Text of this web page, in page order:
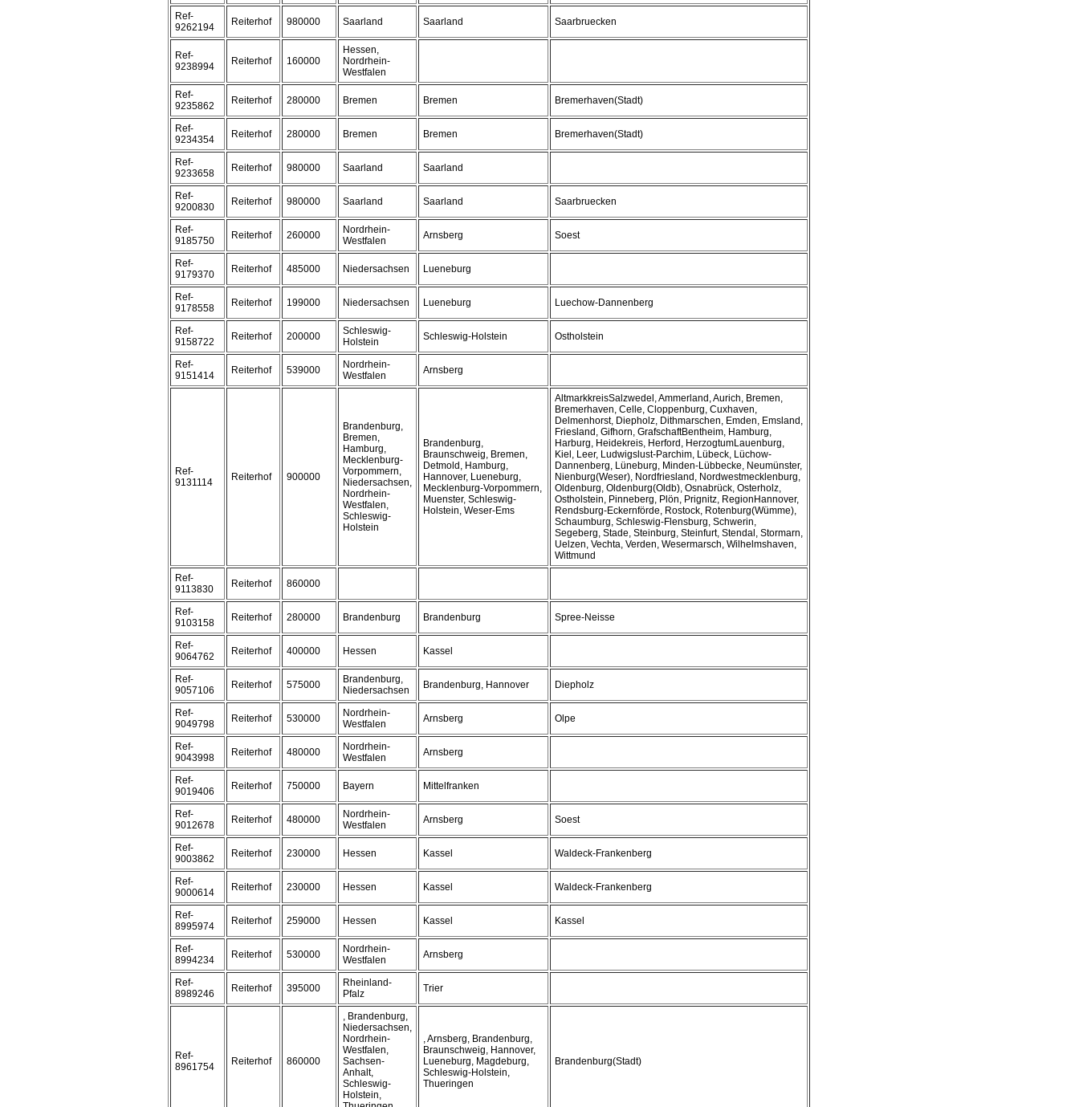
Ref-
9262194
Reiterhof 980000 Saarland Saarland Saarbruecken
Ref-
9238994
Reiterhof 160000
Hessen,
Nordrhein-
Westfalen
Ref-
9235862
Reiterhof 280000 Bremen Bremen Bremerhaven(Stadt)
Ref-
9234354
Reiterhof 280000 Bremen Bremen Bremerhaven(Stadt)
Ref-
9233658
Reiterhof 980000 Saarland Saarland
Ref-
9200830
Reiterhof 980000 Saarland Saarland Saarbruecken
Ref-
9185750
Reiterhof 260000
Nordrhein-
Westfalen
Arnsberg Soest
Ref-
9179370
Reiterhof 485000 Niedersachsen Lueneburg
Ref-
9178558
Reiterhof 199000 Niedersachsen Lueneburg Luechow-Dannenberg
Ref-
9158722
Reiterhof 200000
Schleswig-
Holstein
Schleswig-Holstein Ostholstein
Ref-
9151414
Reiterhof 539000
Nordrhein-
Westfalen
Arnsberg
Ref-
9131114
Reiterhof 900000
Brandenburg,
Bremen,
Hamburg,
Mecklenburg-
Vorpommern,
Niedersachsen,
Nordrhein-
Westfalen,
Schleswig-
Holstein
Brandenburg,
Braunschweig, Bremen,
Detmold, Hamburg,
Hannover, Lueneburg,
Mecklenburg-Vorpommern,
Muenster, Schleswig-
Holstein, Weser-Ems
AltmarkkreisSalzwedel, Ammerland, Aurich, Bremen,
Bremerhaven, Celle, Cloppenburg, Cuxhaven,
Delmenhorst, Diepholz, Dithmarschen, Emden, Emsland,
Friesland, Gifhorn, GrafschaftBentheim, Hamburg,
Harburg, Heidekreis, Herford, HerzogtumLauenburg,
Kiel, Leer, Ludwigslust-Parchim, Lübeck, Lüchow-
Dannenberg, Lüneburg, Minden-Lübbecke, Neumünster,
Nienburg(Weser), Nordfriesland, Nordwestmecklenburg,
Oldenburg, Oldenburg(Oldb), Osnabrück, Osterholz,
Ostholstein, Pinneberg, Plön, Prignitz, RegionHannover,
Rendsburg-Eckernförde, Rostock, Rotenburg(Wümme),
Schaumburg, Schleswig-Flensburg, Schwerin,
Segeberg, Stade, Steinburg, Steinfurt, Stendal, Stormarn,
Uelzen, Vechta, Verden, Wesermarsch, Wilhelmshaven,
Wittmund
Ref-
9113830
Reiterhof 860000
Ref-
9103158
Reiterhof 280000 Brandenburg Brandenburg Spree-Neisse
Ref-
9064762
Reiterhof 400000 Hessen Kassel
Ref-
9057106
Reiterhof 575000
Brandenburg,
Niedersachsen
Brandenburg, Hannover Diepholz
Ref-
9049798
Reiterhof 530000
Nordrhein-
Westfalen
Arnsberg Olpe
Ref-
9043998
Reiterhof 480000
Nordrhein-
Westfalen
Arnsberg
Ref-
9019406
Reiterhof 750000 Bayern Mittelfranken
Ref-
9012678
Reiterhof 480000
Nordrhein-
Westfalen
Arnsberg Soest
Ref-
9003862
Reiterhof 230000 Hessen Kassel Waldeck-Frankenberg
Ref-
9000614
Reiterhof 230000 Hessen Kassel Waldeck-Frankenberg
Ref-
8995974
Reiterhof 259000 Hessen Kassel Kassel
Ref-
8994234
Reiterhof 530000
Nordrhein-
Westfalen
Arnsberg
Ref-
8989246
Reiterhof 395000
Rheinland-
Pfalz
Trier
Ref-
8961754
Reiterhof 860000
, Brandenburg,
Niedersachsen,
Nordrhein-
Westfalen,
Sachsen-
Anhalt,
Schleswig-
Holstein,
, Arnsberg, Brandenburg,
Braunschweig, Hannover,
Lueneburg, Magdeburg,
Schleswig-Holstein,
Thueringen
Brandenburg(Stadt)